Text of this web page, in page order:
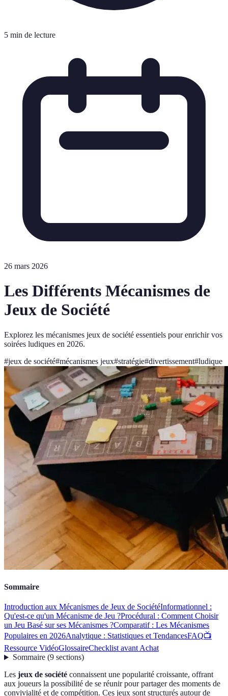
5 min de lecture
26 mars 2026
Les Différents Mécanismes de
Jeux de Société
Explorez les mécanismes jeux de société essentiels pour enrichir vos
soirées ludiques en 2026.
#jeux de société#mécanismes jeux#stratégie#divertissement#ludique
Sommaire
Introduction aux Mécanismes de Jeux de SociétéInformationnel :
Qu'est-ce qu'un Mécanisme de Jeu ?Procédural : Comment Choisir
un Jeu Basé sur ses Mécanismes ?Comparatif : Les Mécanismes
Populaires en 2026Analytique : Statistiques et TendancesFAQ📺
Ressource VidéoGlossaireChecklist avant Achat
Sommaire(9 sections)
Les jeux de société connaissent une popularité croissante, offrant
aux joueurs la possibilité de se réunir pour partager des moments de
convivialité et de compétition. Ces jeux sont structurés autour de